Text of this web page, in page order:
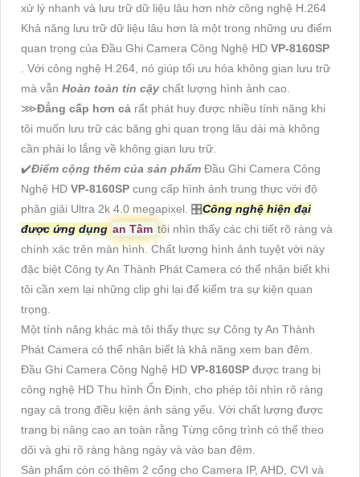
xử lý nhanh và lưu trữ dữ liệu lâu hơn nhờ công nghệ H.264
Khả năng lưu trữ dữ liệu lâu hơn là một trong những ưu điểm
quan trọng của Đầu Ghi Camera Công Nghệ HD VP-8160SP
. Với công nghệ H.264, nó giúp tối ưu hóa không gian lưu trữ
mà vẫn Hoàn toàn tin cậy chất lượng hình ảnh cao.
⋙Đẳng cấp hơn cả rất phát huy được nhiều tính năng khi
tôi muốn lưu trữ các băng ghi quan trọng lâu dài mà không
cần phải lo lắng về không gian lưu trữ.
✔️Điểm cộng thêm của sản phẩm Đầu Ghi Camera Công
Nghệ HD VP-8160SP cung cấp hình ảnh trung thực với độ
phân giải Ultra 2k 4.0 megapixel. 🎛Công nghệ hiện đại
được ứng dụng an Tâm tôi nhìn thấy các chi tiết rõ ràng và
chính xác trên màn hình. Chất lượng hình ảnh tuyệt vời này
đặc biệt Công ty An Thành Phát Camera có thể nhận biết khi
tôi cần xem lại những clip ghi lại để kiểm tra sự kiện quan
trọng.
Một tính năng khác mà tôi thấy thực sự Công ty An Thành
Phát Camera có thể nhận biết là khả năng xem ban đêm.
Đầu Ghi Camera Công Nghệ HD VP-8160SP được trang bị
công nghệ HD Thu hình Ổn Định, cho phép tôi nhìn rõ ràng
ngay cả trong điều kiện ánh sáng yếu. Với chất lượng được
trang bị nâng cao an toàn rằng Từng công trình có thể theo
dõi và ghi rõ ràng hàng ngày và vào ban đêm.
Sản phẩm còn có thêm 2 cổng cho Camera IP, AHD, CVI và